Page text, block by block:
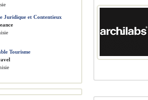
Juridique et Contentieux
Tourisme